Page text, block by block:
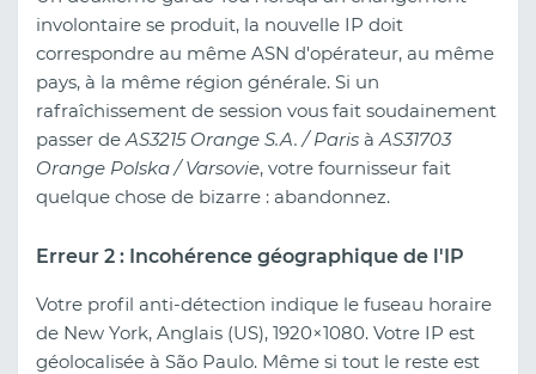
involontaire se produit, la nouvelle IP doit
correspondre au même ASN d'opérateur, au même
pays, à la même région générale. Si un
rafraîchissement de session vous fait soudainement
passer de AS3215 Orange S.A. / Paris à AS31703
Orange Polska / Varsovie, votre fournisseur fait
quelque chose de bizarre : abandonnez.
Erreur 2 : Incohérence géographique de l'IP
Votre profil anti-détection indique le fuseau horaire
de New York, Anglais (US), 1920×1080. Votre IP est
géolocalisée à São Paulo. Même si tout le reste est